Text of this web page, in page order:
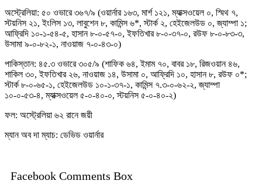
অস্ট্রেলিয়া: ৫০ ওভারে ৩৬৭/৯ (ওয়ার্নার ১৬৩, মার্শ ১২১, ম্যাক্সওয়েল ০, স্মিথ ৭,
স্টয়নিস ২১, ইংলিস ১৩, লাবুশেন ৮, কামিন্স ৬*, স্টার্ক ২, হেইজেলউড ০, জ্যাম্পা ১;
আফ্রিদি ১০-১-৫৪-৫, হাসান ৮-০-৫৭-০, ইফতিখার ৮-০-৩৭-০, রউফ ৮-০-৮৩-৩,
উসামা ৯-০-৮২-১, নাওয়াজ ৭-০-৪৩-০)
পাকিস্তান: ৪৫.৩ ওভারে ৩০৫/৯ (শাফিক ৬৪, ইমাম ৭০, বাবর ১৮, রিজওয়ান ৪৬,
শাকিল ৩০, ইফতিখার ২৬, নাওয়াজ ১৪, উসামা ০, আফ্রিদি ১০, হাসান ৮, রউফ ০*;
স্টার্ক ৮-০-৬৫-১, হেইজেলউড ১০-১-৩৭-১, কামিন্স ৭.৩-০-৬২-২, জ্যাম্পা
১০-০-৫৩-৪, ম্যাক্সওয়েল ৫-০-৪০-০, স্টয়নিস ৫-০-৪০-২)
ফল: অস্ট্রেলিয়া ৬২ রানে জয়ী
ম্যান অব দা ম্যাচ: ডেভিড ওয়ার্নার
Facebook Comments Box